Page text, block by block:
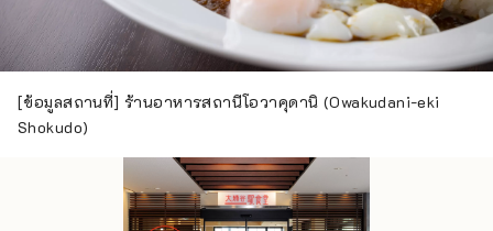
[ข้อมูลสถานที่] ร้านอาหารสถานีโอวาคุดานิ (Owakudani-eki
Shokudo)